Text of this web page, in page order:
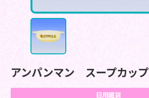
アンパンマン スープカップ
日用雑貨